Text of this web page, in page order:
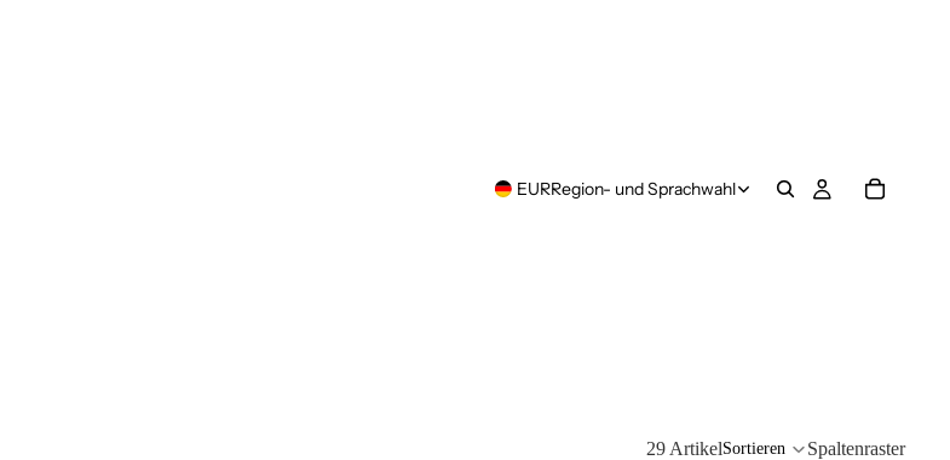
EURRegion- und Sprachwahl
29 ArtikelSortieren Spaltenraster